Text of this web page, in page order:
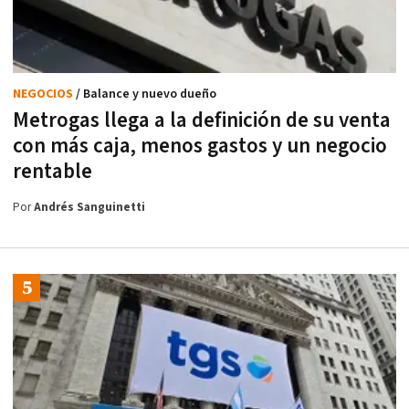
Metrogas llega a la definición de su venta
con más caja, menos gastos y un negocio
rentable
NEGOCIOS / Balance y nuevo dueño
PorAndrés Sanguinetti